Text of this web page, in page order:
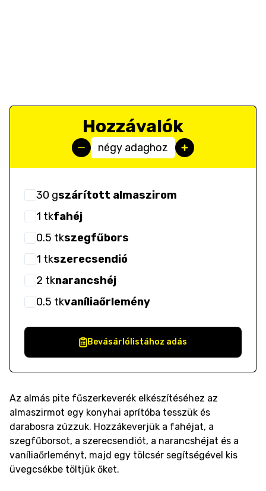
Hozzávalók
négy adaghoz
30 gszárított almaszirom
1 tkfahéj
0.5 tkszegfűbors
1 tkszerecsendió
2 tknarancshéj
0.5 tkvaníliaőrlemény
Bevásárlólistához adás
Az almás pite fűszerkeverék elkészítéséhez az
almaszirmot egy konyhai aprítóba tesszük és
darabosra zúzzuk. Hozzákeverjük a fahéjat, a
szegfűborsot, a szerecsendiót, a narancshéjat és a
vaníliaőrleményt, majd egy tölcsér segítségével kis
üvegcsékbe töltjük őket.